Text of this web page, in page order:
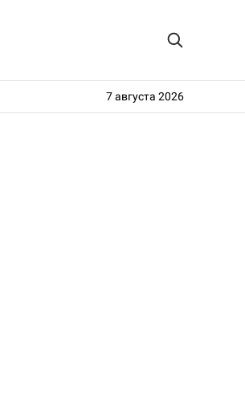
7 августа 2026